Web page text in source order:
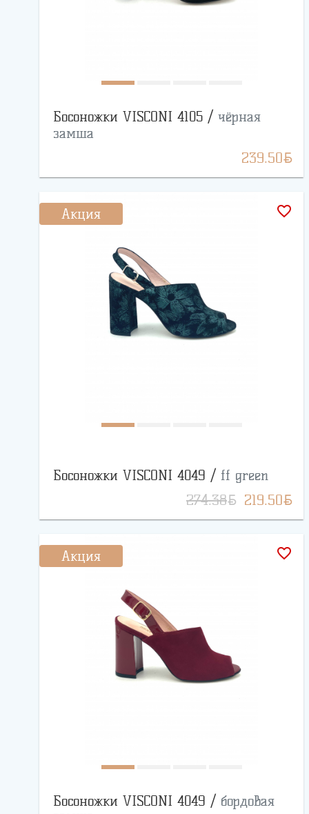
Босоножки VISCONI 4105 / чёрная
замша
239.50BYN
Акция favorite_border
Босоножки VISCONI 4049 / ff green
274.38BYN 219.50BYN
Акция favorite_border
Босоножки VISCONI 4049 / бордовая